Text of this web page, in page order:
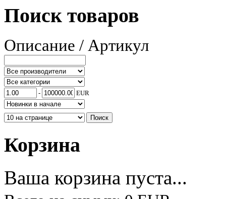
Поиск товаров
Описание / Артикул
- EUR
Корзина
Ваша корзина пуста...